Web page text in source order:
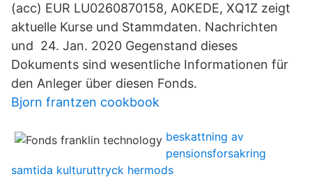
(acc) EUR LU0260870158, A0KEDE, XQ1Z zeigt
aktuelle Kurse und Stammdaten. Nachrichten
und 24. Jan. 2020 Gegenstand dieses
Dokuments sind wesentliche Informationen für
den Anleger über diesen Fonds.
Bjorn frantzen cookbook
beskattning av
pensionsforsakring
samtida kulturuttryck hermods